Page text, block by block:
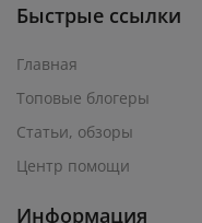
Быстрые ссылки
Главная
Топовые блогеры
Статьи, обзоры
Центр помощи
Информация